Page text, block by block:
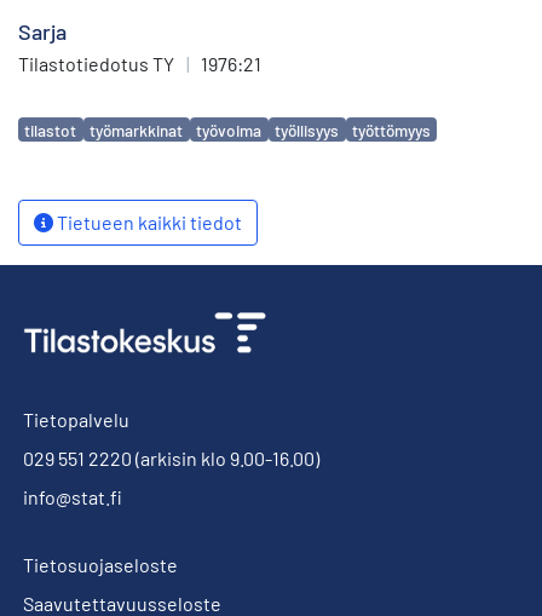
Sarja
Tilastotiedotus TY | 1976:21
Avainsanat
tilastot työmarkkinat työvoima työllisyys työttömyys
Tietueen kaikki tiedot
Tietopalvelu
029 551 2220 (arkisin klo 9.00-16.00)
info@stat.fi
Tietosuojaseloste
Saavutettavuusseloste